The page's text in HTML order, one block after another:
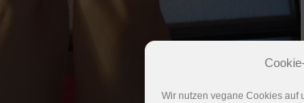
Wir nutzen vegane Cookies auf